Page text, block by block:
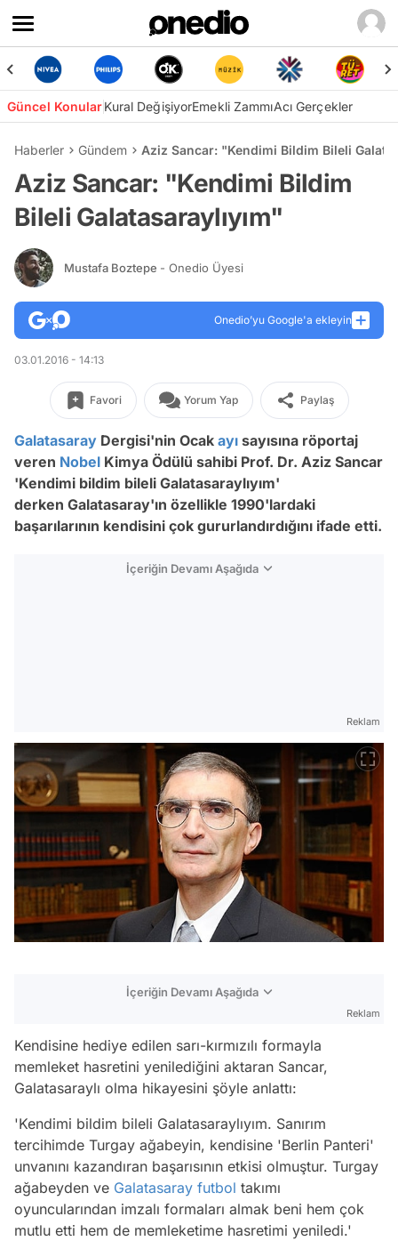
Güncel KonularKural DeğişiyorEmekli ZammıAcı Gerçekler
Haberler Gündem Aziz Sancar: "Kendimi Bildim Bileli
Aziz Sancar: "Kendimi Bildim
Bileli Galatasaraylıyım"
Mustafa Boztepe - Onedio Üyesi
Onedio’yu Google'a ekleyin
03.01.2016 - 14:13
Favori Yorum Yap Paylaş
Galatasaray Dergisi'nin Ocak ayı sayısına röportaj
veren Nobel Kimya Ödülü sahibi Prof. Dr. Aziz Sancar
'Kendimi bildim bileli Galatasaraylıyım'
derken Galatasaray'ın özellikle 1990'lardaki
başarılarının kendisini çok gururlandırdığını ifade etti.
İçeriğin Devamı Aşağıda
Reklam
İçeriğin Devamı Aşağıda
Reklam
Kendisine hediye edilen sarı-kırmızılı formayla
memleket hasretini yenilediğini aktaran Sancar,
Galatasaraylı olma hikayesini şöyle anlattı:
'Kendimi bildim bileli Galatasaraylıyım. Sanırım
tercihimde Turgay ağabeyin, kendisine 'Berlin Panteri'
unvanını kazandıran başarısının etkisi olmuştur. Turgay
ağabeyden ve Galatasaray futbol takımı
oyuncularından imzalı formaları almak beni hem çok
mutlu etti hem de memleketime hasretimi yeniledi.'